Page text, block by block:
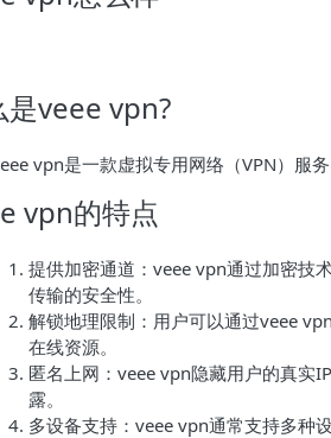
是veee vpn?
vpn是一款虚拟专用网络（VPN）服
vpn的特点
提供加密通道：veee vpn通过加密技
传输的安全性。
解锁地理限制：用户可以通过veee
在线资源。
匿名上网：veee vpn隐藏用户的真实
露。
多设备支持：veee vpn通常支持多种